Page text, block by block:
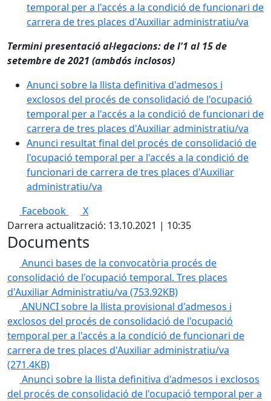
temporal per a l'accés a la condició de funcionari de
carrera de tres places d'Auxiliar administratiu/va
Termini presentació al·legacions: de l'1 al 15 de
setembre de 2021 (ambdós inclosos)
Anunci sobre la llista definitiva d'admesos i
exclosos del procés de consolidació de l'ocupació
temporal per a l'accés a la condició de funcionari de
carrera de tres places d'Auxiliar administratiu/va
Anunci resultat final del procés de consolidació de
l'ocupació temporal per a l'accés a la condició de
funcionari de carrera de tres places d'Auxiliar
administratiu/va
Facebook
X
Darrera actualització: 13.10.2021 | 10:35
Documents
Anunci bases de la convocatòria procés de
consolidació de l'ocupació temporal. Tres places
d'Auxiliar Administratiu/va (753.92KB)
ANUNCI sobre la llista provisional d'admesos i
exclosos del procés de consolidació de l'ocupació
temporal per a l'accés a la condició de funcionari de
carrera de tres places d'Auxiliar administratiu/va
(271.4KB)
Anunci sobre la llista definitiva d'admesos i exclosos
del procés de consolidació de l'ocupació temporal per a